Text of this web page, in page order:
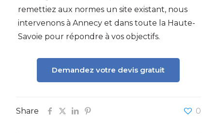
remettiez aux normes un site existant, nous
intervenons à Annecy et dans toute la Haute-
Savoie pour répondre à vos objectifs.
Demandez votre devis gratuit
Share 0